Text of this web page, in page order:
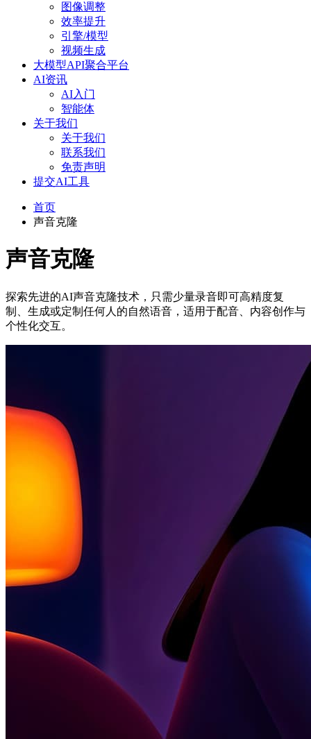
图像调整
效率提升
引擎/模型
视频生成
大模型API聚合平台
AI资讯
AI入门
智能体
关于我们
关于我们
联系我们
免责声明
提交AI工具
首页
声音克隆
声音克隆
探索先进的AI声音克隆技术，只需少量录音即可高精度复
制、生成或定制任何人的自然语音，适用于配音、内容创作与
个性化交互。